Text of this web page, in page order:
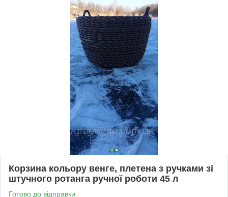
Корзина кольору венге, плетена з ручками зі
штучного ротанга ручної роботи 45 л
Готово до відправки